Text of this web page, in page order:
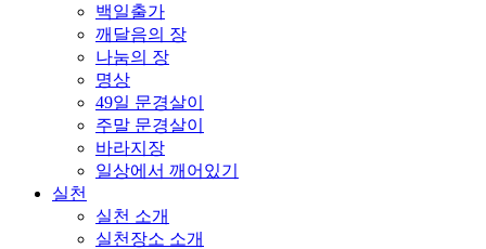
백일출가
깨달음의 장
나눔의 장
명상
49일 문경살이
주말 문경살이
바라지장
일상에서 깨어있기
실천
실천 소개
실천장소 소개